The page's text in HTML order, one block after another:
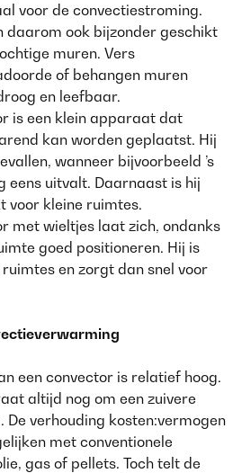
voor de convectiestroming.
daarom ook bijzonder geschikt
muren. Vers
of behangen muren
en leefbaar.
is een klein apparaat dat
kan worden geplaatst. Hij
wanneer bijvoorbeeld ’s
eens uitvalt. Daarnaast is hij
voor kleine ruimtes.
met wieltjes laat zich, ondanks
goed positioneren. Hij is
en zorgt dan snel voor
een convector is relatief hoog.
altijd nog om een zuivere
verhouding kosten:vermogen
met conventionele
gas of pellets. Toch telt de